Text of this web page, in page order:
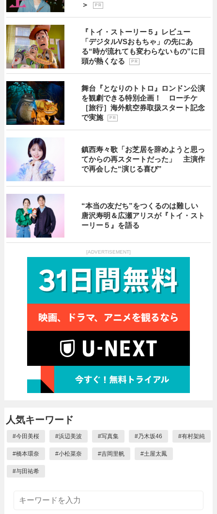
＞
P R
『トイ・ストーリー５』レビュー
「デジタルVSおもちゃ」の先にあ
る“時が流れても変わらないもの”に目
頭が熱くなる
P R
舞台『となりのトトロ』ロンドン公演
を観劇できる特別企画！ ローチケ
［旅行］海外航空券取扱スタート記念
で実施
P R
鎮西寿々歌「お芝居を辞めようと思っ
てからの再スタートだった」 主演作
で再会した“演じる喜び”
“本当の友だち”をつくるのは難しい
唐沢寿明＆広瀬アリスが『トイ・スト
ーリー５』を語る
[ADVERTISEMENT]
人気キーワード
#今田美桜 #浜辺美波 #写真集 #乃木坂46 #有村架純
#橋本環奈 #小松菜奈 #吉岡里帆 #土屋太鳳
#与田祐希